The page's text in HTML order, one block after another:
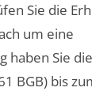
Sie die
um eine
haben Sie
BGB) bis